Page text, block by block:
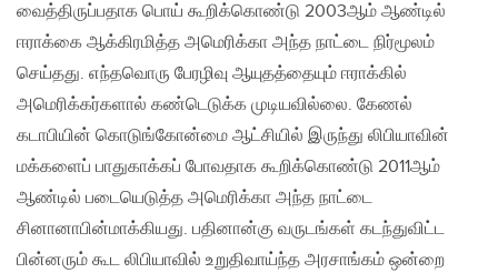
வைத்திருப்பதாக பொய் கூறிக்கொண்டு 2003ஆம் ஆண்டில்
ஈராக்கை ஆக்கிரமித்த அமெரிக்கா அந்த நாட்டை நிர்மூலம்
செய்தது. எந்தவொரு பேரழிவு ஆயுதத்தையும் ஈராக்கில்
அமெரிக்கர்களால் கண்டெடுக்க முடியவில்லை. கேணல்
கடாபியின் கொடுங்கோன்மை ஆட்சியில் இருந்து லிபியாவின்
மக்களைப் பாதுகாக்கப் போவதாக கூறிக்கொண்டு 2011ஆம்
ஆண்டில் படையெடுத்த அமெரிக்கா அந்த நாட்டை
சினானாபின்மாக்கியது. பதினான்கு வருடங்கள் கடந்துவிட்ட
பின்னரும் கூட லிபியாவில் உறுதிவாய்ந்த அரசாங்கம் ஒன்றை